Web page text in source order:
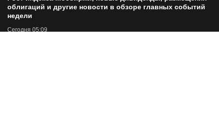
облигаций и другие новости в обзоре главных событий
недели
Сегодня 05:09